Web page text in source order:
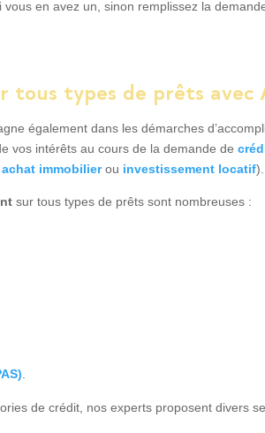
en avez un, sinon remplissez la
tous types de prêts
également dans les démarches
vos intérêts au cours de la demande de
immobilierou investissement locatif
sur tous types de prêts sont nombreuses :
de crédit, nos experts proposent divers